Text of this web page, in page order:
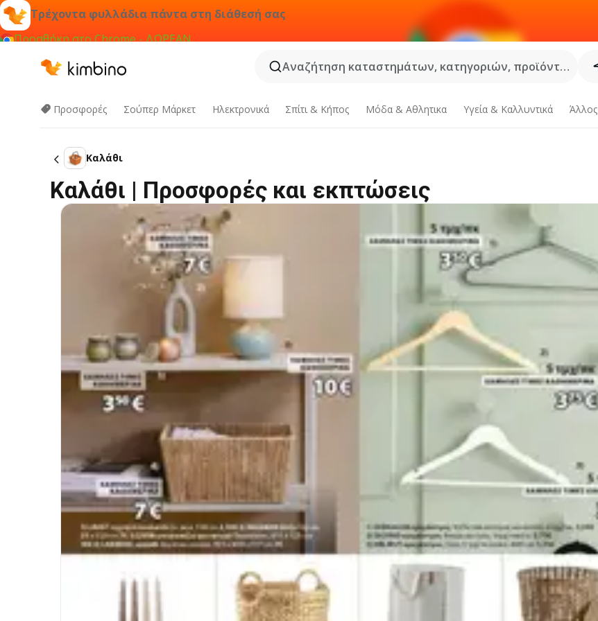
Τρέχοντα φυλλάδια πάντα στη διάθεσή σας
Προσθήκη στο Chrome - ΔΩΡΕΑΝ
Αναζήτηση καταστημάτων, κατηγοριών, προϊόντων...
Προσφορές Σούπερ Μάρκετ Hλεκτρονικά Σπίτι & Κήπος Μόδα & Aθλητικα Υγεία & Καλλυντικά Άλλος
Καλάθι
Καλάθι | Προσφορές και εκπτώσεις